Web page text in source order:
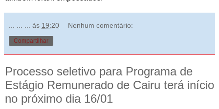
às 19:20 Nenhum comentário:
Compartilhar
Processo seletivo para Programa de
Estágio Remunerado de Cairu terá início
no próximo dia 16/01